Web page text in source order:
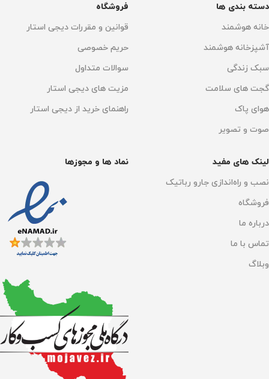
قابلیت اتصال
بلوتوث 5.0 ,وای فای
فناوری نمایش
چراغ LED با تکنولوژی DLP
فوکوس لنز فوکوس خودکار
روشنایی
تعداد پورت HDMI
قابلیت اتصال بلوتوث 5.0
فناوری نمایش
چراغ LED با تکنولوژی DLP
تکنولوژی منبع نور
تعداد پورت USB 1 پورت
سیستم عامل
Android TV 9.0
دسته بندی ها
خانه هوشمند
آشپزخانه هوشمند
سبک زندگی
گجت های سلامت
هوای پاک
صوت و تصویر
فروشگاه
قوانین و مقررات دیجی استار
حریم خصوصی
سوالات متداول
مزیت های دیجی استار
راهنمای خرید از دیجی استار
لینک های مفید
نصب و راه‌اندازی جارو رباتیک
فروشگاه
درباره ما
تماس با ما
وبلاگ
نماد ها و مجوزها